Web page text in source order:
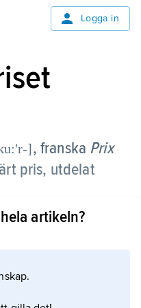
Logga in
], franska Prix
pris, utdelat
artikeln?